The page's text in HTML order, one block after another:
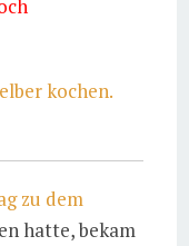
kochen.
zu dem
hatte, bekam